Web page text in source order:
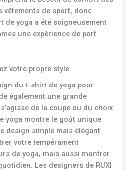
vêtements de sport, donc
de yoga a été soigneusement
une expérience de port
votre propre style
du t-shirt de yoga pour
également une grande
de la coupe ou du choix
yoga montre le goût unique
design simple mais élégant
votre tempérament
de yoga, mais aussi montrer
Les designers de RUXI